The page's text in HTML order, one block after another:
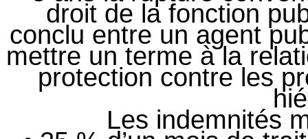
droit de la fonction
conclu entre un agent
mettre un terme à la
protection contre les
Les indemnités